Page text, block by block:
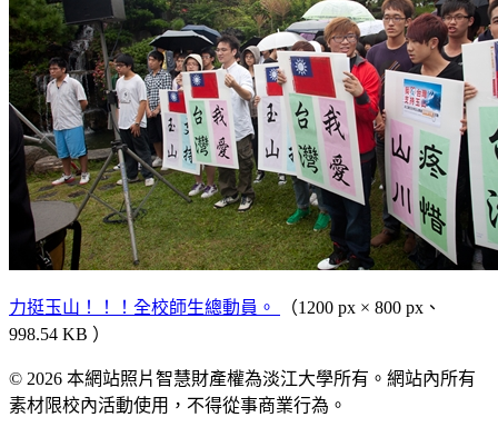
力挺玉山！！！全校師生總動員。
（1200 px × 800 px、
998.54 KB ）
© 2026 本網站照片智慧財產權為淡江大學所有。網站內所有
素材限校內活動使用，不得從事商業行為。